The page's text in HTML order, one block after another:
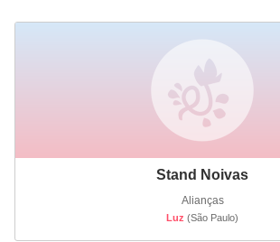
Stand Noivas
Alianças
Luz (São Paulo)